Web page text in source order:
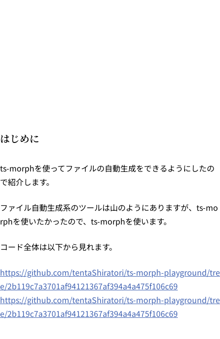
はじめに
ts-morphを使ってファイルの自動生成をできるようにしたの
で紹介します。
ファイル自動生成系のツールは山のようにありますが、ts-mo
rphを使いたかったので、ts-morphを使います。
コード全体は以下から見れます。
https://github.com/tentaShiratori/ts-morph-playground/tre
e/2b119c7a3701af94121367af394a4a475f106c69
https://github.com/tentaShiratori/ts-morph-playground/tre
e/2b119c7a3701af94121367af394a4a475f106c69